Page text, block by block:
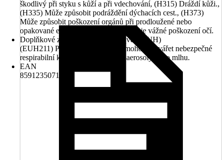
škodlivý při styku s kůží a při vdechování, (H315) Dráždí kůži.,
(H335) Může způsobit podráždění dýchacích cest., (H373)
Může způsobit poškození orgánů při prodloužené nebo
opakované expozici., (H318) Způsobuje vážné poškození očí.
Doplňkové znaky nebezpečnosti (věty EUH)
(EUH211) Pozor! Při postřiku se mohou vytvářet nebezpečné
respirabilní kapičky. Nevdechujte aerosoly nebo mlhu.
EAN
8591235071214